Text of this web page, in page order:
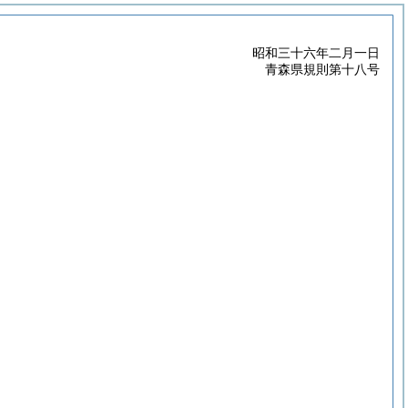
昭和三十六年二月一日
青森県規則第十八号